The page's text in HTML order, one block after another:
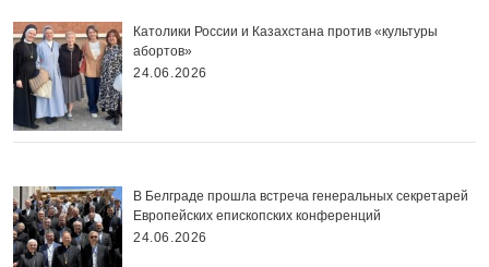
Католики России и Казахстана против «культуры
абортов»
24.06.2026
В Белграде прошла встреча генеральных секретарей
Европейских епископских конференций
24.06.2026